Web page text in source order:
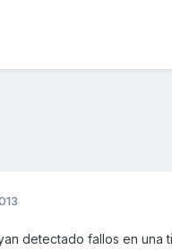
detectado fallos en